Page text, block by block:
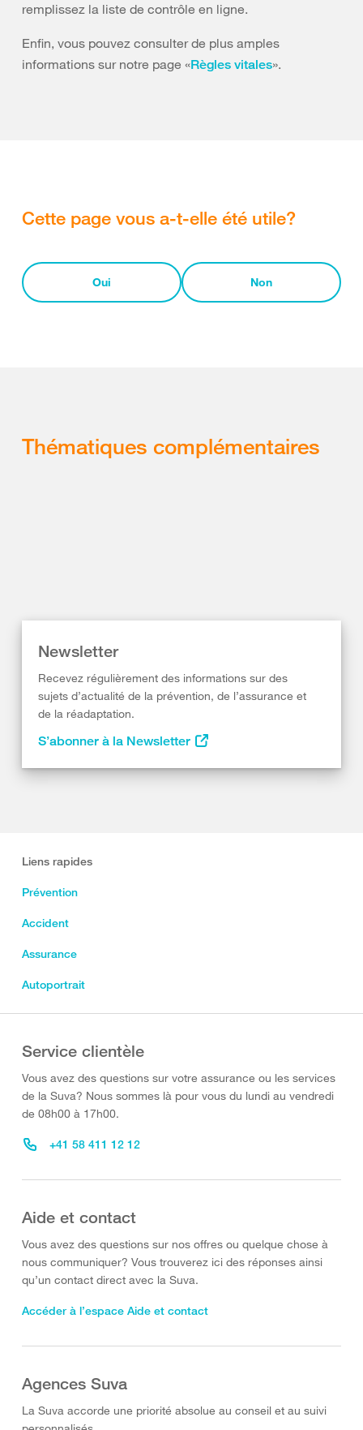
remplissez la liste de contrôle en ligne.
Enfin, vous pouvez consulter de plus amples
informations sur notre page «Règles vitales».
Cette page vous a-t-elle été utile?
Oui Non
Thématiques complémentaires
Newsletter
Recevez régulièrement des informations sur des
sujets d’actualité de la prévention, de l’assurance et
de la réadaptation.
S’abonner à la Newsletter
Liens rapides
Prévention
Accident
Assurance
Autoportrait
Service clientèle
Vous avez des questions sur votre assurance ou les services
de la Suva? Nous sommes là pour vous du lundi au vendredi
de 08h00 à 17h00.
+41 58 411 12 12
Aide et contact
Vous avez des questions sur nos offres ou quelque chose à
nous communiquer? Vous trouverez ici des réponses ainsi
qu’un contact direct avec la Suva.
Accéder à l’espace Aide et contact
Agences Suva
La Suva accorde une priorité absolue au conseil et au suivi